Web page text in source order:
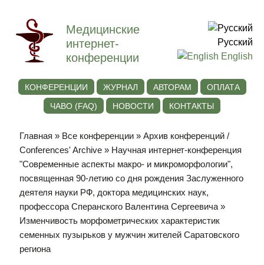
Медицинские
интернет-
конференции
Русский
English
КОНФЕРЕНЦИИ ЖУРНАЛ АВТОРАМ
ОПЛАТА
ЧАВО (FAQ)
НОВОСТИ КОНТАКТЫ
Главная » Все конференции »Архив конференций /
Conferences' Archive » Научная интернет-конференция
"Современные аспекты макро- и микроморфологии",
посвященная 90-летию со дня рождения Заслуженного
деятеля науки РФ, доктора медицинских наук,
профессора Сперанского Валентина Сергеевича »
Изменчивость морфометрических характеристик
семенных пузырьков у мужчин жителей Саратовского
региона